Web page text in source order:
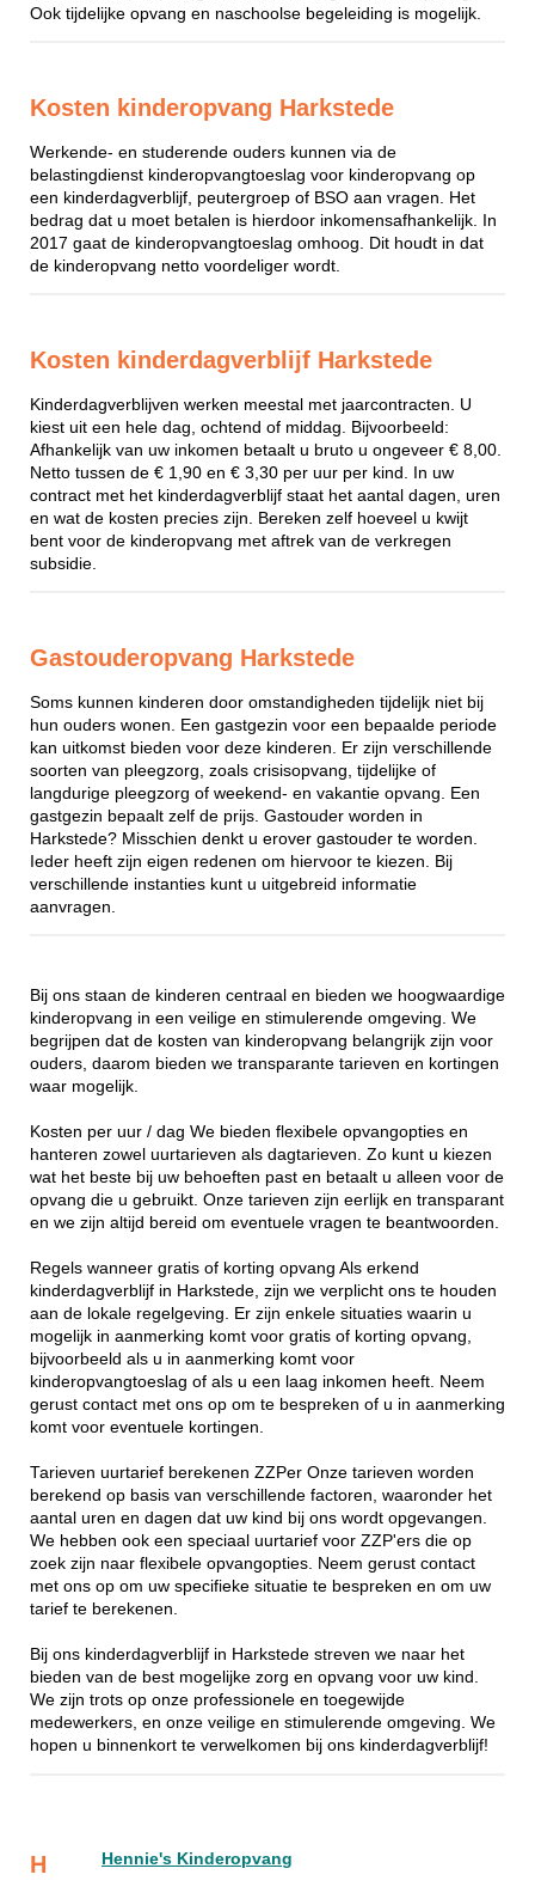
Ook tijdelijke opvang en naschoolse begeleiding is mogelijk.
Kosten kinderopvang Harkstede
Werkende- en studerende ouders kunnen via de
belastingdienst kinderopvangtoeslag voor kinderopvang op
een kinderdagverblijf, peutergroep of BSO aan vragen. Het
bedrag dat u moet betalen is hierdoor inkomensafhankelijk. In
2017 gaat de kinderopvangtoeslag omhoog. Dit houdt in dat
de kinderopvang netto voordeliger wordt.
Kosten kinderdagverblijf Harkstede
Kinderdagverblijven werken meestal met jaarcontracten. U
kiest uit een hele dag, ochtend of middag. Bijvoorbeeld:
Afhankelijk van uw inkomen betaalt u bruto u ongeveer € 8,00.
Netto tussen de € 1,90 en € 3,30 per uur per kind. In uw
contract met het kinderdagverblijf staat het aantal dagen, uren
en wat de kosten precies zijn. Bereken zelf hoeveel u kwijt
bent voor de kinderopvang met aftrek van de verkregen
subsidie.
Gastouderopvang Harkstede
Soms kunnen kinderen door omstandigheden tijdelijk niet bij
hun ouders wonen. Een gastgezin voor een bepaalde periode
kan uitkomst bieden voor deze kinderen. Er zijn verschillende
soorten van pleegzorg, zoals crisisopvang, tijdelijke of
langdurige pleegzorg of weekend- en vakantie opvang. Een
gastgezin bepaalt zelf de prijs. Gastouder worden in
Harkstede? Misschien denkt u erover gastouder te worden.
Ieder heeft zijn eigen redenen om hiervoor te kiezen. Bij
verschillende instanties kunt u uitgebreid informatie
aanvragen.
Bij ons staan de kinderen centraal en bieden we hoogwaardige
kinderopvang in een veilige en stimulerende omgeving. We
begrijpen dat de kosten van kinderopvang belangrijk zijn voor
ouders, daarom bieden we transparante tarieven en kortingen
waar mogelijk.
Kosten per uur / dag We bieden flexibele opvangopties en
hanteren zowel uurtarieven als dagtarieven. Zo kunt u kiezen
wat het beste bij uw behoeften past en betaalt u alleen voor de
opvang die u gebruikt. Onze tarieven zijn eerlijk en transparant
en we zijn altijd bereid om eventuele vragen te beantwoorden.
Regels wanneer gratis of korting opvang Als erkend
kinderdagverblijf in Harkstede, zijn we verplicht ons te houden
aan de lokale regelgeving. Er zijn enkele situaties waarin u
mogelijk in aanmerking komt voor gratis of korting opvang,
bijvoorbeeld als u in aanmerking komt voor
kinderopvangtoeslag of als u een laag inkomen heeft. Neem
gerust contact met ons op om te bespreken of u in aanmerking
komt voor eventuele kortingen.
Tarieven uurtarief berekenen ZZPer Onze tarieven worden
berekend op basis van verschillende factoren, waaronder het
aantal uren en dagen dat uw kind bij ons wordt opgevangen.
We hebben ook een speciaal uurtarief voor ZZP'ers die op
zoek zijn naar flexibele opvangopties. Neem gerust contact
met ons op om uw specifieke situatie te bespreken en om uw
tarief te berekenen.
Bij ons kinderdagverblijf in Harkstede streven we naar het
bieden van de best mogelijke zorg en opvang voor uw kind.
We zijn trots op onze professionele en toegewijde
medewerkers, en onze veilige en stimulerende omgeving. We
hopen u binnenkort te verwelkomen bij ons kinderdagverblijf!
H Hennie's Kinderopvang